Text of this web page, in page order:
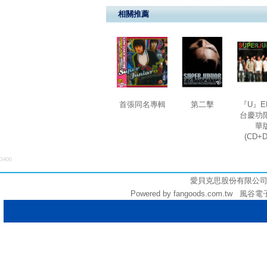
相關推薦
首張同名專輯 第二擊
『U』
台慶功
華
3400
愛貝克思股份有限
Powered by fangoods.com.tw 風谷電子商